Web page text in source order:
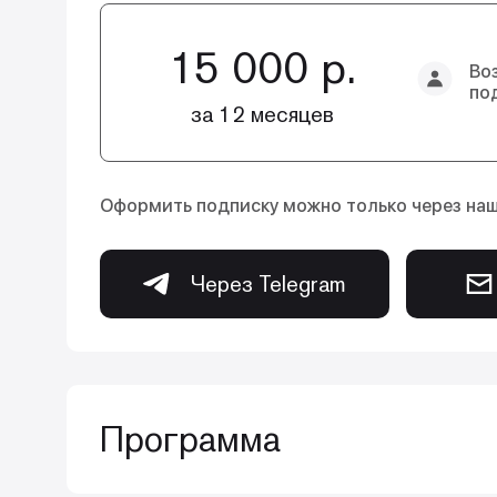
15 000 р.
за 12 месяцев
Оформить подписку можно только через
Через Telegram
Программа